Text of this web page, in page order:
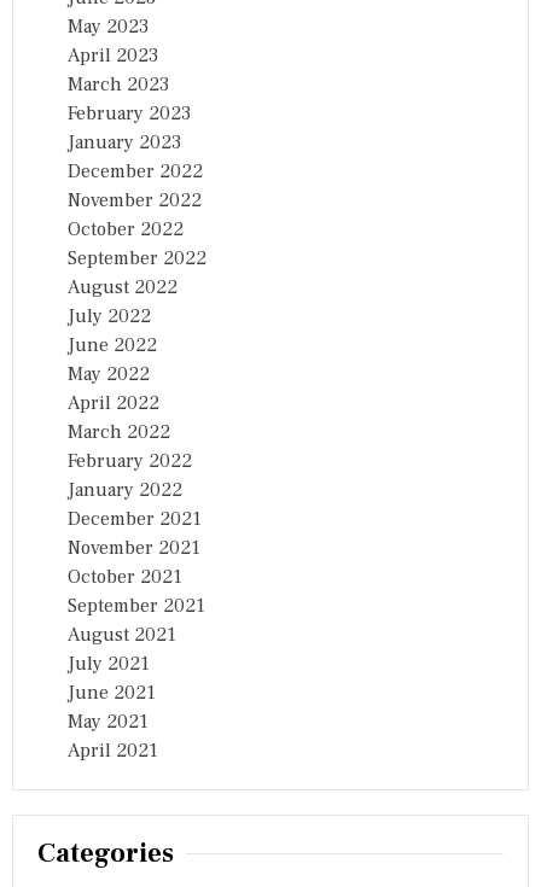
May 2023
April 2023
March 2023
February 2023
January 2023
December 2022
November 2022
October 2022
September 2022
August 2022
July 2022
June 2022
May 2022
April 2022
March 2022
February 2022
January 2022
December 2021
November 2021
October 2021
September 2021
August 2021
July 2021
June 2021
May 2021
April 2021
Categories